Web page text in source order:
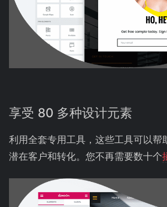
享受 80 多种设计元素
利用全套专用工具，这些工具可以帮
潜在客户和转化。您不再需要数十个